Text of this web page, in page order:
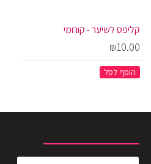
קליפס לשיער - קורומי
₪10.00
הוסף לסל